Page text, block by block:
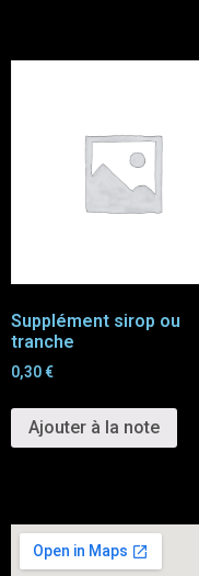
Supplément sirop ou
tranche
0,30€
Ajouter à la note